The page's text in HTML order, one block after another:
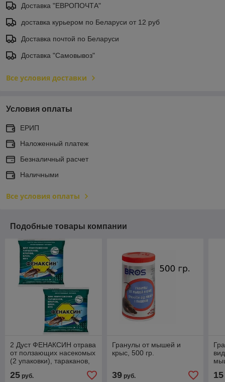
Доставка "ЕВРОПОЧТА"
доставка курьером по Беларуси от 12 руб
Доставка почтой по Беларуси
Доставка "Самовывоз"
Все условия доставки
Условия оплаты
ЕРИП
Наложенный платеж
Безналичный расчет
Наличными
Все условия оплаты
Подобные товары компании
2 Дуст ФЕНАКСИН отрава
от ползающих насекомых
(2 упаковки), тараканов,
муравьёв, блох, клопов,
мух 250 гр.
25 руб.
Гранулы от мышей и
крыс, 500 гр.
39руб. 15